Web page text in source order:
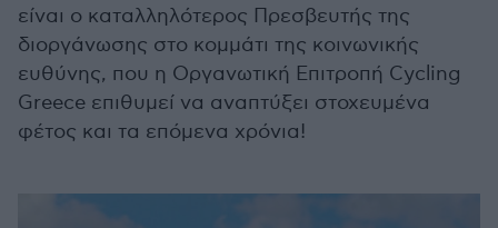
είναι ο καταλληλότερος Πρεσβευτής της
διοργάνωσης στο κομμάτι της κοινωνικής
ευθύνης, που η Οργανωτική Επιτροπή Cycling
Greece επιθυμεί να αναπτύξει στοχευμένα
φέτος και τα επόμενα χρόνια!